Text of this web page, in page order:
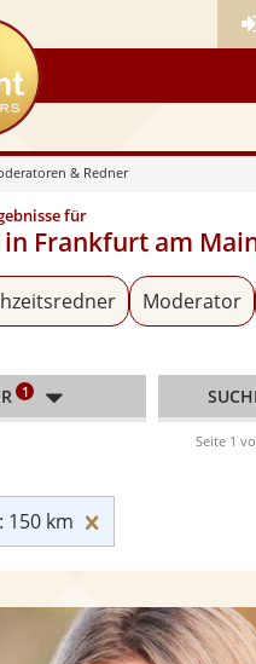
& Redner
für
in Frankfurt am
zu «Alle Künstler»Moderator
150 km
1
Seite 1